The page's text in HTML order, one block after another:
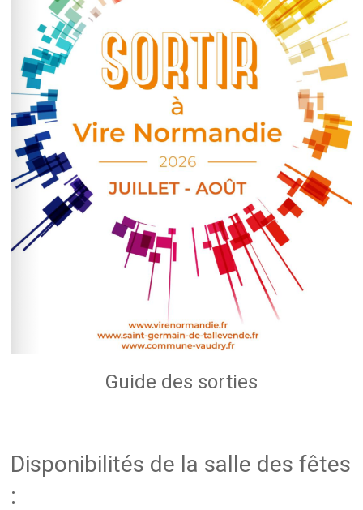
Guide des sorties
Disponibilités de la salle des fêtes
: